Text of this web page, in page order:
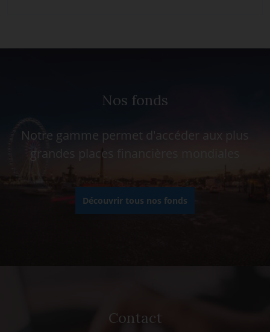
Nos fonds
Notre gamme permet d'accéder aux plus
grandes places financières mondiales
Découvrir tous nos fonds
Contact